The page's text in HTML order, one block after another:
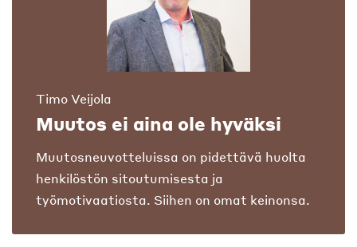
Timo Veijola
Muutos ei aina ole hyväksi
Muutosneuvotteluissa on pidettävä huolta
henkilöstön sitoutumisesta ja
työmotivaatiosta. Siihen on omat keinonsa.